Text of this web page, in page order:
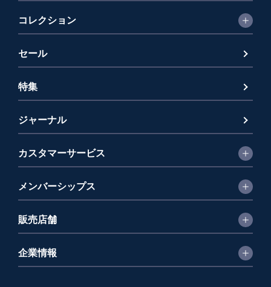
コレクション
セール
特集
ジャーナル
カスタマーサービス
メンバーシップス
販売店舗
企業情報